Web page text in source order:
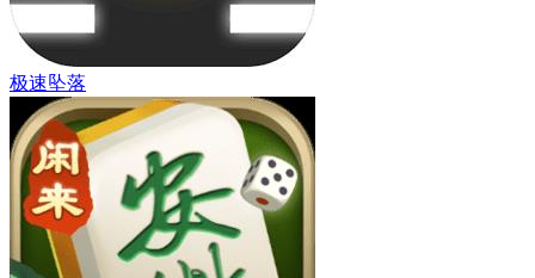
极速坠落